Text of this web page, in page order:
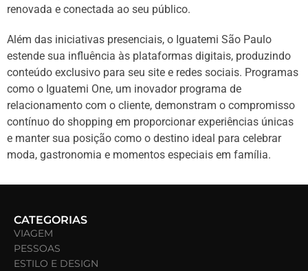
renovada e conectada ao seu público.
Além das iniciativas presenciais, o Iguatemi São Paulo
estende sua influência às plataformas digitais, produzindo
conteúdo exclusivo para seu site e redes sociais. Programas
como o Iguatemi One, um inovador programa de
relacionamento com o cliente, demonstram o compromisso
contínuo do shopping em proporcionar experiências únicas
e manter sua posição como o destino ideal para celebrar
moda, gastronomia e momentos especiais em família.
CATEGORIAS
VIAGEM
PESSOAS
ESTILO E DESIGN